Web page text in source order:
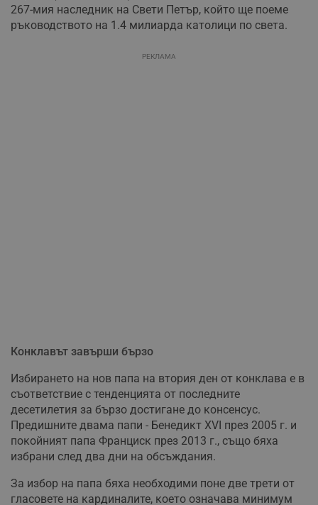
267-мия наследник на Свети Петър, който ще поеме
ръководството на 1.4 милиарда католици по света.
РЕКЛАМА
Конклавът завърши бързо
Избирането на нов папа на втория ден от конклава е в
съответствие с тенденцията от последните
десетилетия за бързо достигане до консенсус.
Предишните двама папи - Бенедикт XVI през 2005 г. и
покойният папа Франциск през 2013 г., също бяха
избрани след два дни на обсъждания.
За избор на папа бяха необходими поне две трети от
гласовете на кардиналите, което означава минимум